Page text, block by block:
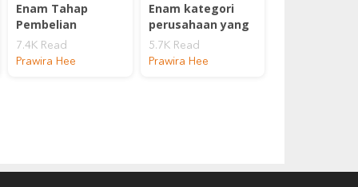
Enam Tahap
Pembelian
7.4K Read
Prawira Hee
Enam kategori
perusahaan yang
ada di bursa
saham
5.7K Read
Prawira Hee